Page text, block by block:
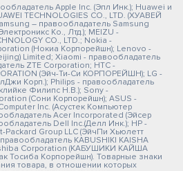
Apple Inc. (Эпл Инк.); Huawei и
TECHNOLOGIES CO., LTD. (ХУАВЕЙ
– правообладатель Samsung
Ко., Лтд.); MEIZU -
CO., LTD.; Nokia -
(Нокиа Корпорейшн); Lenovo -
Limited; Xiaomi - правообладатель
ZTE Corporation; HTC -
(Эйч-Ти-Си КОРПОРЕЙШН); LG -
Корп.); Philips - правообладатель
Филипс Н.В.); Sony -
(Сони Корпорейшн); ASUS -
Inc. (Асустек Компьютер
Acer Incorporated (Эйсер
Dell Inc.(Делл Инк.); HP -
Group LLC (ЭйчПи Хьюлетт
KABUSHIKI KAISHA
Corporation (КАБУШИКИ КАЙША
Тосиба Корпорейшн). Товарные знаки
товара, в отношении которых